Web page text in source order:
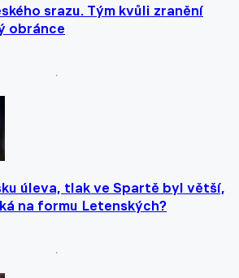
srazu. Tým kvůli zranění
obránce
úleva, tlak ve Spartě byl větší,
na formu Letenských?